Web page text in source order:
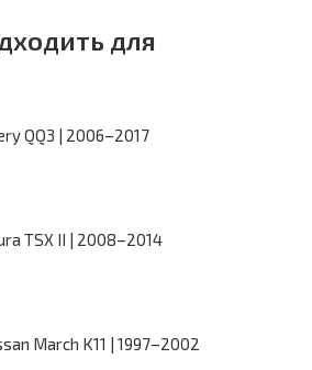
для
QQ3 | 2006–2017
TSX II | 2008–2014
March K11 | 1997–2002